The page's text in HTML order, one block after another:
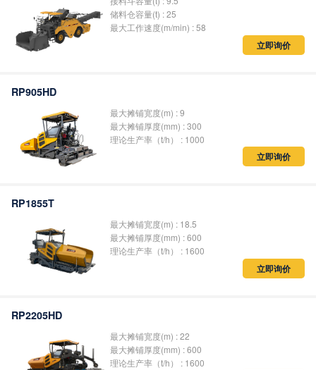
储料仓容量(t) : 25
最大工作速度(m/min) : 58
立即询价
RP905HD
最大摊铺宽度(m) : 9
最大摊铺厚度(mm) : 300
理论生产率（t/h） : 1000
立即询价
RP1855T
最大摊铺宽度(m) : 18.5
最大摊铺厚度(mm) : 600
理论生产率（t/h） : 1600
立即询价
RP2205HD
最大摊铺宽度(m) : 22
最大摊铺厚度(mm) : 600
理论生产率（t/h） : 1600